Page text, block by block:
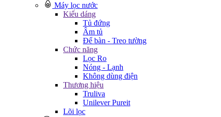
Máy lọc nước
Kiểu dáng
Tủ đứng
Âm tủ
Để bàn - Treo tường
Chức năng
Lọc Ro
Nóng - Lạnh
Không dùng điện
Thương hiệu
Truliva
Unilever Pureit
Lõi lọc